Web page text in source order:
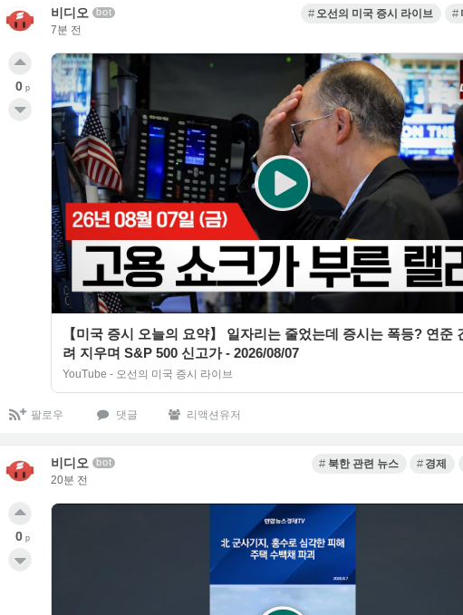
비디오 bot
7분 전
오선의 미국 증시 라이브
【미국 증시 오늘의 요약】 일자리는 줄었는데 증시는 폭등? 연준 긴축 우
려 지우며 S&P 500 신고가 - 2026/08/07
YouTube - 오선의 미국 증시 라이브
0 p
팔로우 댓글 리액션유저
비디오 bot
20분 전
북한 관련 뉴스 경제
0 p